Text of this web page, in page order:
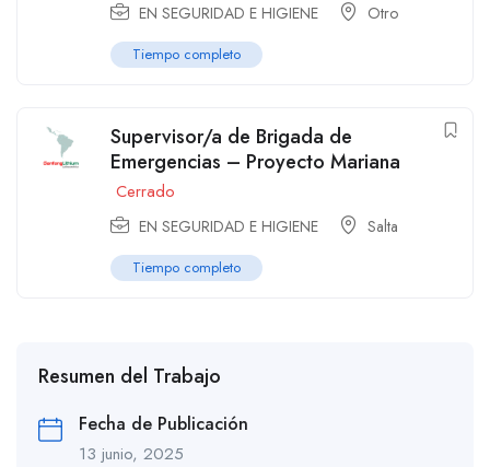
EN SEGURIDAD E HIGIENE Otro
Tiempo completo
Supervisor/a de Brigada de
Emergencias – Proyecto Mariana
Cerrado
EN SEGURIDAD E HIGIENE Salta
Tiempo completo
Resumen del Trabajo
Fecha de Publicación
13 junio, 2025